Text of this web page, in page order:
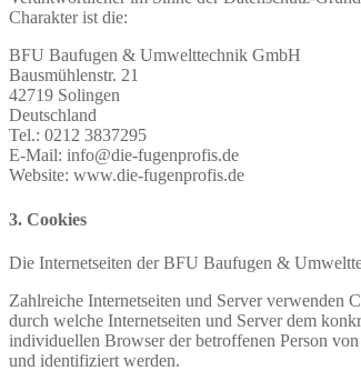
Charakter ist die:
BFU Baufugen & Umwelttechnik GmbH
Bausmühlenstr. 21
42719 Solingen
Deutschland
Tel.: 0212 3837295
E-Mail: info@die-fugenprofis.de
Website: www.die-fugenprofis.de
3. Cookies
Die Internetseiten der BFU Baufugen &
Zahlreiche Internetseiten und Server verwenden
durch welche Internetseiten und Server dem
individuellen Browser der betroffenen Person
und identifiziert werden.